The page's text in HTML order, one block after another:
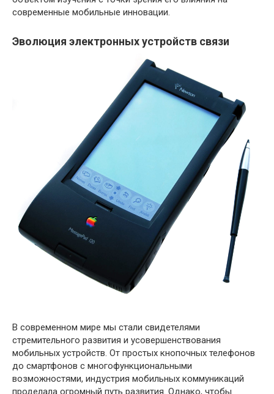
современные мобильные инновации.
Эволюция электронных устройств связи
В современном мире мы стали свидетелями
стремительного развития и усовершенствования
мобильных устройств. От простых кнопочных телефонов
до смартфонов с многофункциональными
возможностями, индустрия мобильных коммуникаций
проделала огромный путь развития. Однако, чтобы